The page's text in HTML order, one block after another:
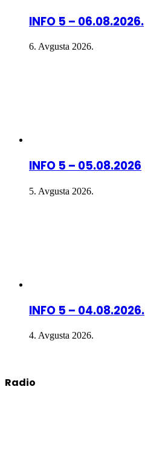
INFO 5 – 06.08.2026.
6. Avgusta 2026.
INFO 5 – 05.08.2026
5. Avgusta 2026.
INFO 5 – 04.08.2026.
4. Avgusta 2026.
Radio